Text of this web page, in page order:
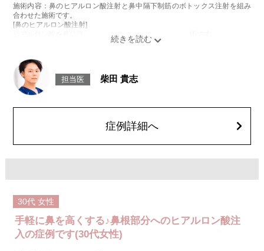
施術内容：鼻のヒアルロン酸注射と鼻中隔下制筋のボトックス注射を組み
合わせた施術です。
[鼻のヒアルロン酸注射]
ヒアルロン酸を鼻に注入することで、鼻の形を整える施術です。
[鼻中隔下制筋のボトックス注射]
隔下制筋の働きを抑えることで、鼻先を上向きにする施術です。
施術時間：約15分程
リスク、副作用：腫れ、赤み、内出血、痛み、突っ張り感などが生じるこ
とがございます。また、稀にアレルギー、細菌感染症、血管閉塞、頭痛な
は1〜2週間ほどお控えください。ボトックス注入後は男性は3か月、女性
は2か月避妊して頂くようお願いします。
担当医 柴田 貴志
症例詳細へ
30代 女性
手軽に鼻を高くする♪鼻根部分へのヒアルロン酸注
入の症例です(30代女性)